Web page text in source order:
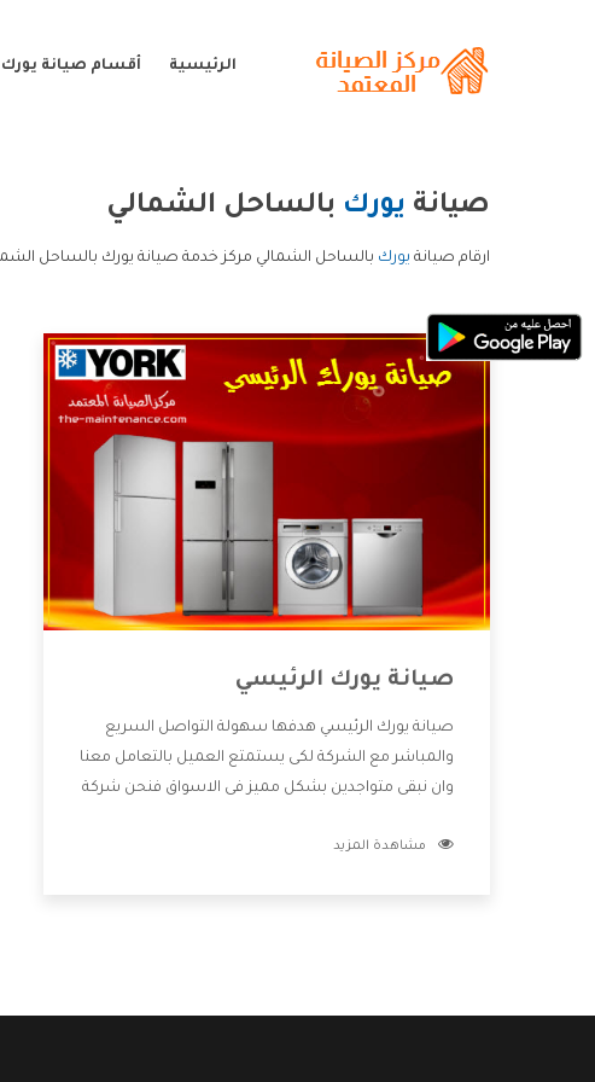
الرئيسية أقسام صيانة يورك
صيانة يورك بالساحل الشمالي
ارقام صيانة يورك بالساحل الشمالي مركز خدمة صيانة يورك بالساحل
صيانة يورك الرئيسي
صيانة يورك الرئيسي هدفها سهولة التواصل السريع
والمباشر مع الشركة لكى يستمتع العميل بالتعامل معنا
وان نبقى متواجدين بشكل مميز فى الاسواق فنحن شركة
بالخدمات التى تنفرد الشركة بها والتى تكون منها خدمة
مشاهدة المزيد